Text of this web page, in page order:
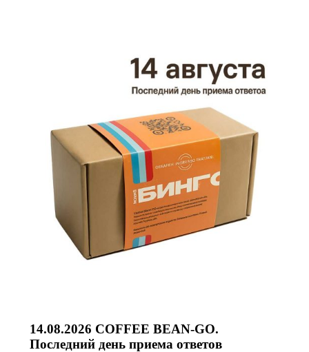
14.08.2026 COFFEE BEAN-GO.
Последний день приема ответов